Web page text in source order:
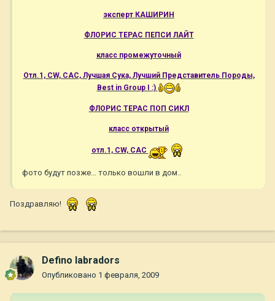
эксперт КАШИРИН
ФЛОРИС ТЕРАС ПЕПСИ ЛАЙТ
класс промежуточный
Отл.1, CW, САС, Лучшая Сука, Лучший Представитель Породы,
Best in Group I :)
ФЛОРИС ТЕРАС ПОП СИКЛ
класс открытый
отл.1, CW, САС
фото будут позже... только вошли в дом..
Поздравляю!
Defino labradors
Опубликовано 1 февраля, 2009